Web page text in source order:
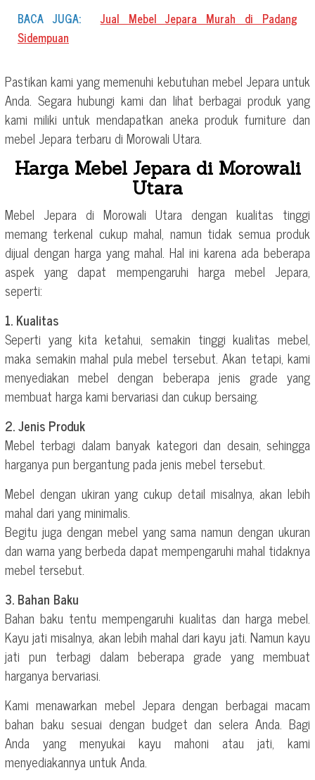
BACA JUGA:
Jual Mebel Jepara Murah di Padang
Sidempuan
Pastikan kami yang memenuhi kebutuhan mebel Jepara untuk
Anda. Segara hubungi kami dan lihat berbagai produk yang
kami miliki untuk mendapatkan aneka produk furniture dan
mebel Jepara terbaru di Morowali Utara.
Harga Mebel Jepara di Morowali
Utara
Mebel Jepara di Morowali Utara dengan kualitas tinggi
memang terkenal cukup mahal, namun tidak semua produk
dijual dengan harga yang mahal. Hal ini karena ada beberapa
aspek yang dapat mempengaruhi harga mebel Jepara,
seperti:
1. Kualitas
Seperti yang kita ketahui, semakin tinggi kualitas mebel,
maka semakin mahal pula mebel tersebut. Akan tetapi, kami
menyediakan mebel dengan beberapa jenis grade yang
membuat harga kami bervariasi dan cukup bersaing.
2. Jenis Produk
Mebel terbagi dalam banyak kategori dan desain, sehingga
harganya pun bergantung pada jenis mebel tersebut.
Mebel dengan ukiran yang cukup detail misalnya, akan lebih
mahal dari yang minimalis.
Begitu juga dengan mebel yang sama namun dengan ukuran
dan warna yang berbeda dapat mempengaruhi mahal tidaknya
mebel tersebut.
3. Bahan Baku
Bahan baku tentu mempengaruhi kualitas dan harga mebel.
Kayu jati misalnya, akan lebih mahal dari kayu jati. Namun kayu
jati pun terbagi dalam beberapa grade yang membuat
harganya bervariasi.
Kami menawarkan mebel Jepara dengan berbagai macam
bahan baku sesuai dengan budget dan selera Anda. Bagi
Anda yang menyukai kayu mahoni atau jati, kami
menyediakannya untuk Anda.